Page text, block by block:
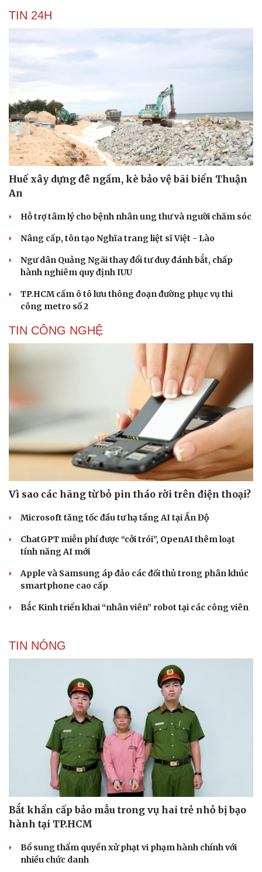
TIN 24H
Huế xây dựng đê ngầm, kè bảo vệ bãi biển Thuận
An
Hỗ trợ tâm lý cho bệnh nhân ung thư và người chăm sóc
Nâng cấp, tôn tạo Nghĩa trang liệt sĩ Việt - Lào
Ngư dân Quảng Ngãi thay đổi tư duy đánh bắt, chấp
hành nghiêm quy định IUU
TP.HCM cấm ô tô lưu thông đoạn đường phục vụ thi
công metro số 2
TIN CÔNG NGHỆ
Vì sao các hãng từ bỏ pin tháo rời trên điện thoại?
Microsoft tăng tốc đầu tư hạ tầng AI tại Ấn Độ
ChatGPT miễn phí được “cởi trói”, OpenAI thêm loạt
tính năng AI mới
Apple và Samsung áp đảo các đối thủ trong phân khúc
smartphone cao cấp
Bắc Kinh triển khai “nhân viên” robot tại các công viên
TIN NÓNG
Bắt khẩn cấp bảo mẫu trong vụ hai trẻ nhỏ bị bạo
hành tại TP.HCM
Bổ sung thẩm quyền xử phạt vi phạm hành chính với
nhiều chức danh